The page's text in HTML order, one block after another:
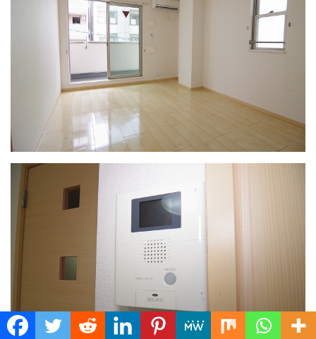
Translate »